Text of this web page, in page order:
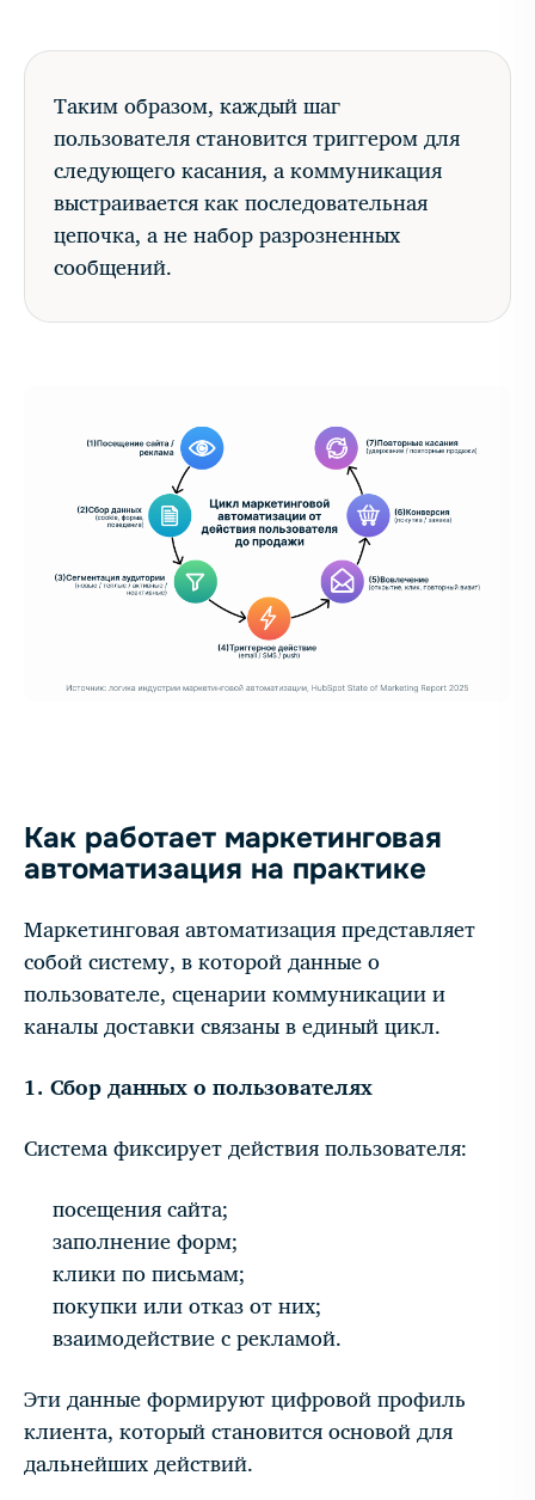
Таким образом, каждый шаг
пользователя становится триггером для
следующего касания, а коммуникация
выстраивается как последовательная
цепочка, а не набор разрозненных
сообщений.
Как работает маркетинговая
автоматизация на практике
Маркетинговая автоматизация представляет
собой систему, в которой данные о
пользователе, сценарии коммуникации и
каналы доставки связаны в единый цикл.
1. Сбор данных о пользователях
Система фиксирует действия пользователя:
посещения сайта;
заполнение форм;
клики по письмам;
покупки или отказ от них;
взаимодействие с рекламой.
Эти данные формируют цифровой профиль
клиента, который становится основой для
дальнейших действий.